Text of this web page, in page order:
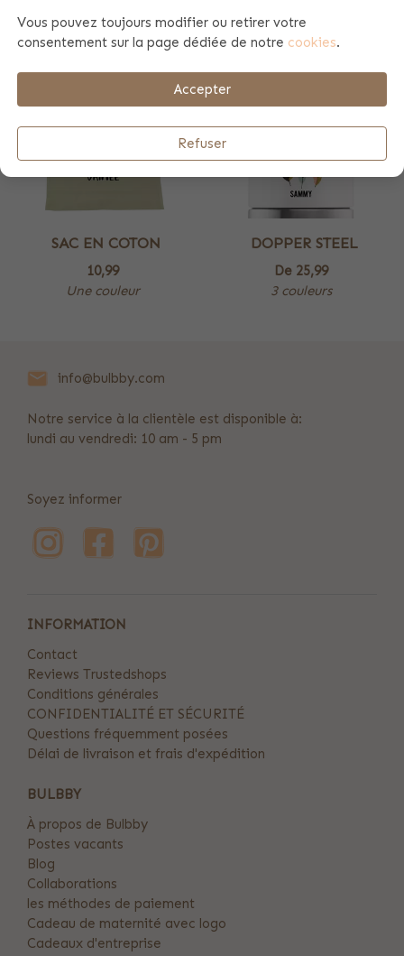
SAC EN COTON
10,99
Une couleur
DOPPER STEEL
De 25,99
3 couleurs
info@bulbby.com
Notre service à la clientèle est disponible à:
lundi au vendredi: 10 am - 5 pm
Soyez informer
INFORMATION
Contact
Reviews Trustedshops
Conditions générales
CONFIDENTIALITÉ ET SÉCURITÉ
Questions fréquemment posées
Délai de livraison et frais d'expédition
BULBBY
À propos de Bulbby
Postes vacants
Blog
Collaborations
les méthodes de paiement
Cadeau de maternité avec logo
Cadeaux d'entreprise
Vous pouvez toujours modifier ou retirer votre
consentement sur la page dédiée de notre cookies.
Accepter
Refuser